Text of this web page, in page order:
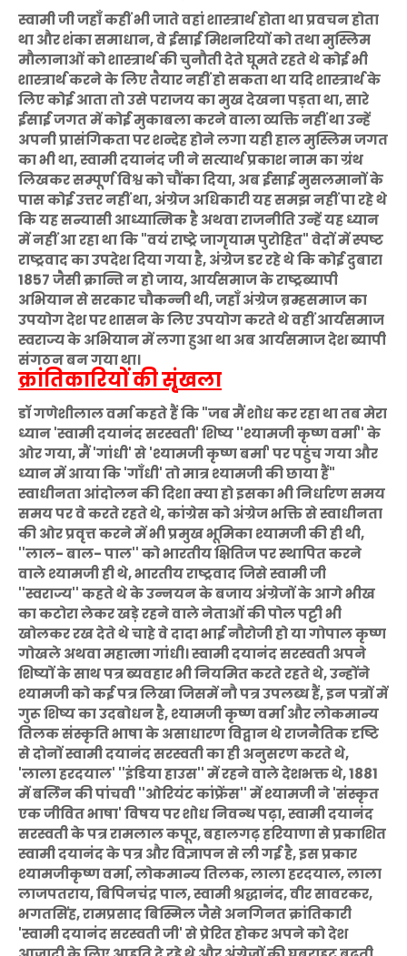
स्वामी जी जहाँ कहीं भी जाते वहां शास्त्रार्थ होता था प्रवचन होता
था और शंका समाधान, वे ईसाई मिशनरियों को तथा मुस्लिम
मौलानाओं को शास्त्रार्थ की चुनौती देते घूमते रहते थे कोई भी
शास्त्रार्थ करने के लिए तैयार नहीं हो सकता था यदि शास्त्रार्थ के
लिए कोई आता तो उसे पराजय का मुख देखना पड़ता था, सारे
ईसाई जगत में कोई मुकाबला करने वाला व्यक्ति नहीं था उन्हें
अपनी प्रासंगिकता पर शन्देह होने लगा यही हाल मुस्लिम जगत
का भी था, स्वामी दयानंद जी ने सत्यार्थ प्रकाश नाम का ग्रंथ
लिखकर सम्पूर्ण विश्व को चौंका दिया, अब ईसाई मुसलमानों के
पास कोई उत्तर नहीं था, अंग्रेज अधिकारी यह समझ नहीं पा रहे थे
कि यह सन्यासी आध्यात्मिक है अथवा राजनीति उन्हें यह ध्यान
में नहीं आ रहा था कि "वयं राष्ट्रे जागृयाम पुरोहित" वेदों में स्पष्ट
राष्ट्रवाद का उपदेश दिया गया है, अंग्रेज डर रहे थे कि कोई दुबारा
1857 जैसी क्रान्ति न हो जाय, आर्यसमाज के राष्ट्रब्यापी
अभियान से सरकार चौकन्नी थी, जहाँ अंग्रेज ब्रम्हसमाज का
उपयोग देश पर शासन के लिए उपयोग करते थे वहीं आर्यसमाज
स्वराज्य के अभियान में लगा हुआ था अब आर्यसमाज देश ब्यापी
संगठन बन गया था।
क्रांतिकारियों की सृंखला
डॉ गणेशीलाल वर्मा कहते हैं कि "जब मैं शोध कर रहा था तब मेरा
ध्यान 'स्वामी दयानंद सरस्वती' शिष्य ''श्यामजी कृष्ण वर्मा'' के
ओर गया, मैं 'गांधी' से 'श्यामजी कृष्ण बर्मा' पर पहुंच गया और
ध्यान में आया कि 'गाँधी' तो मात्र श्यामजी की छाया हैं"
स्वाधीनता आंदोलन की दिशा क्या हो इसका भी निर्धारण समय
समय पर वे करते रहते थे, कांग्रेस को अंग्रेज भक्ति से स्वाधीनता
की ओर प्रवृत्त करने में भी प्रमुख भूमिका श्यामजी की ही थी,
''लाल- बाल- पाल'' को भारतीय क्षितिज पर स्थापित करने
वाले श्यामजी ही थे, भारतीय राष्ट्रवाद जिसे स्वामी जी
''स्वराज्य'' कहते थे के उन्नयन के बजाय अंग्रेजों के आगे भीख
का कटोरा लेकर खड़े रहने वाले नेताओं की पोल पट्टी भी
खोलकर रख देते थे चाहे वे दादा भाई नौरोजी हो या गोपाल कृष्ण
गोखले अथवा महात्मा गांधी। स्वामी दयानंद सरस्वती अपने
शिष्यों के साथ पत्र ब्यवहार भी नियमित करते रहते थे, उन्होंने
श्यामजी को कई पत्र लिखा जिसमें नौ पत्र उपलब्ध हैं, इन पत्रों में
गुरू शिष्य का उदबोधन है, श्यामजी कृष्ण वर्मा और लोकमान्य
तिलक संस्कृति भाषा के असाधारण विद्वान थे राजनैतिक दृष्टि
से दोनों स्वामी दयानंद सरस्वती का ही अनुसरण करते थे,
'लाला हरदयाल' ''इंडिया हाउस'' में रहने वाले देशभक्त थे, 1881
में बर्लिन की पांचवी ''ओरियंट कांफ्रेंस'' में श्यामजी ने 'संस्कृत
एक जीवित भाषा' विषय पर शोध निवन्ध पढ़ा, स्वामी दयानंद
सरस्वती के पत्र रामलाल कपूर, बहालगढ़ हरियाणा से प्रकाशित
स्वामी दयानंद के पत्र और विज्ञापन से ली गई है, इस प्रकार
श्यामजीकृष्ण वर्मा, लोकमान्य तिलक, लाला हरदयाल, लाला
लाजपतराय, बिपिनचंद्र पाल, स्वामी श्रद्धानंद, वीर सावरकर,
भगतसिंह, रामप्रसाद बिस्मिल जैसे अनगिनत क्रांतिकारी
'स्वामी दयानंद सरस्वती जी' से प्रेरित होकर अपने को देश